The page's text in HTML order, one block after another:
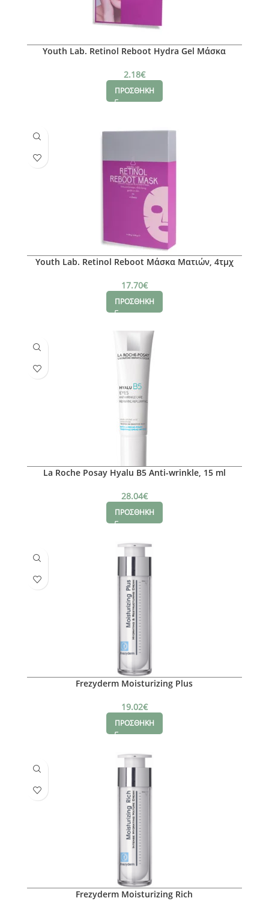
Youth Lab. Retinol Reboot Hydra Gel Μάσκα
2.18€
ΠΡΟΣΘΗΚΗ
Youth Lab. Retinol Reboot Μάσκα Ματιών, 4τμχ
17.70€
ΠΡΟΣΘΗΚΗ
La Roche Posay Hyalu B5 Anti-wrinkle, 15 ml
28.04€
ΠΡΟΣΘΗΚΗ
Frezyderm Moisturizing Plus
19.02€
ΠΡΟΣΘΗΚΗ
Frezyderm Moisturizing Rich